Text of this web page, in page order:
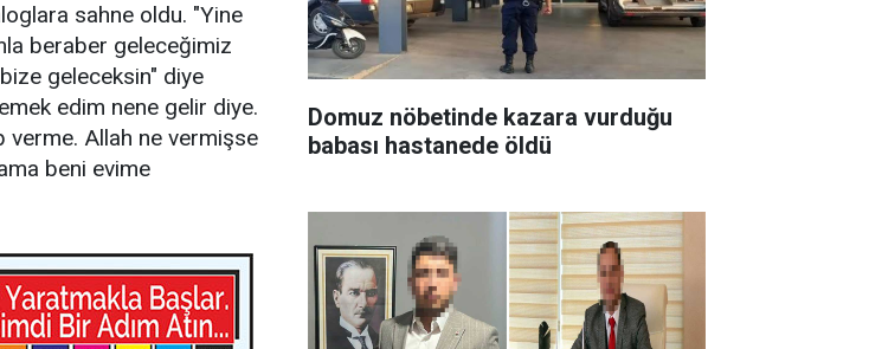
sahne oldu. "Yine
beraber geleceğimiz
geleceksin" diye
edim nene gelir diye.
verme. Allah ne vermişse
beni evime
Domuz nöbetinde kazara vurduğu
babası hastanede öldü